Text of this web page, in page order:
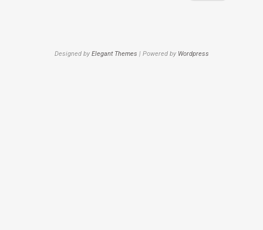
Designed by Elegant Themes | Powered by Wordpress